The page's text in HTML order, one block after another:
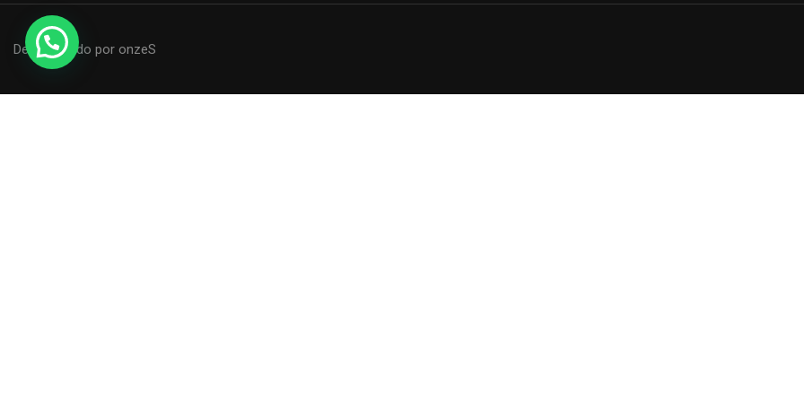
Desenvolvido por onzeS